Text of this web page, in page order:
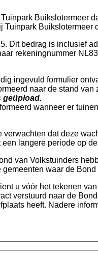
Buikslotermeer
Buikslotermeer
Dit bedrag is inclusief
rekeningnummer
ingevuld formulier
naar de stand van
geüpload.
wanneer er
dat deze
langere periode op
van Volkstuinders
waar de
u vóór het tekenen
verstuurd naar de
heeft. Nadere